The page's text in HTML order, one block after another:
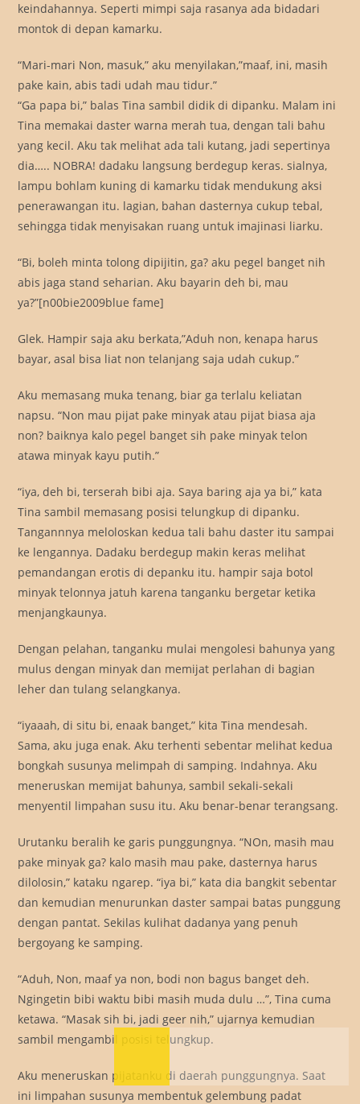
keindahannya. Seperti mimpi saja rasanya ada bidadari
montok di depan kamarku.
“Mari-mari Non, masuk,” aku menyilakan,”maaf, ini, masih
pake kain, abis tadi udah mau tidur.”
“Ga papa bi,” balas Tina sambil didik di dipanku. Malam ini
Tina memakai daster warna merah tua, dengan tali bahu
yang kecil. Aku tak melihat ada tali kutang, jadi sepertinya
dia….. NOBRA! dadaku langsung berdegup keras. sialnya,
lampu bohlam kuning di kamarku tidak mendukung aksi
penerawangan itu. lagian, bahan dasternya cukup tebal,
sehingga tidak menyisakan ruang untuk imajinasi liarku.
“Bi, boleh minta tolong dipijitin, ga? aku pegel banget nih
abis jaga stand seharian. Aku bayarin deh bi, mau
ya?”[n00bie2009blue fame]
Glek. Hampir saja aku berkata,”Aduh non, kenapa harus
bayar, asal bisa liat non telanjang saja udah cukup.”
Aku memasang muka tenang, biar ga terlalu keliatan
napsu. “Non mau pijat pake minyak atau pijat biasa aja
non? baiknya kalo pegel banget sih pake minyak telon
atawa minyak kayu putih.”
“iya, deh bi, terserah bibi aja. Saya baring aja ya bi,” kata
Tina sambil memasang posisi telungkup di dipanku.
Tangannnya meloloskan kedua tali bahu daster itu sampai
ke lengannya. Dadaku berdegup makin keras melihat
pemandangan erotis di depanku itu. hampir saja botol
minyak telonnya jatuh karena tanganku bergetar ketika
menjangkaunya.
Dengan pelahan, tanganku mulai mengolesi bahunya yang
mulus dengan minyak dan memijat perlahan di bagian
leher dan tulang selangkanya.
“iyaaah, di situ bi, enaak banget,” kita Tina mendesah.
Sama, aku juga enak. Aku terhenti sebentar melihat kedua
bongkah susunya melimpah di samping. Indahnya. Aku
meneruskan memijat bahunya, sambil sekali-sekali
menyentil limpahan susu itu. Aku benar-benar terangsang.
Urutanku beralih ke garis punggungnya. “NOn, masih mau
pake minyak ga? kalo masih mau pake, dasternya harus
dilolosin,” kataku ngarep. “iya bi,” kata dia bangkit sebentar
dan kemudian menurunkan daster sampai batas punggung
dengan pantat. Sekilas kulihat dadanya yang penuh
bergoyang ke samping.
“Aduh, Non, maaf ya non, bodi non bagus banget deh.
Ngingetin bibi waktu bibi masih muda dulu …”, Tina cuma
ketawa. “Masak sih bi, jadi geer nih,” ujarnya kemudian
sambil mengambil posisi telungkup.
Aku meneruskan pijatanku di daerah punggungnya. Saat
ini limpahan susunya membentuk gelembung padat